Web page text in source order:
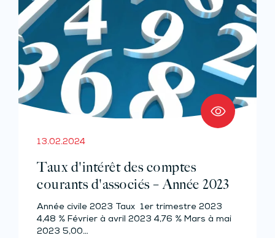
13.02.2024
Taux d'intérêt des comptes
courants d'associés – Année 2023
Année civile 2023 Taux 1er trimestre 2023
4,48 % Février à avril 2023 4,76 % Mars à mai
2023 5,00…